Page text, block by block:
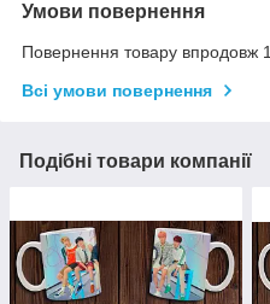
Умови повернення
Повернення товару впродовж
Всі умови повернення
Подібні товари компанії